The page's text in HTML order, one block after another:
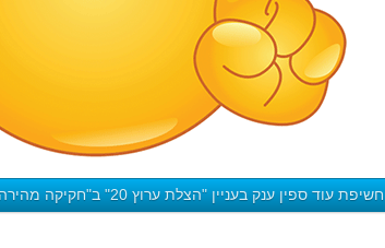
חשיפת עוד ספין ענק בעניין "הצלת ערוץ 20" ב"חקיקה מהירה בכנסת" - לחץ כאן